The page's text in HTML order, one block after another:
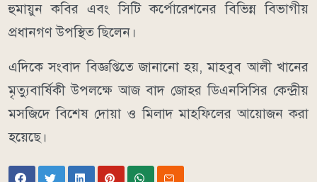
হুমায়ুন কবির এবং সিটি কর্পোরেশনের বিভিন্ন বিভাগীয়
প্রধানগণ উপস্থিত ছিলেন।
এদিকে সংবাদ বিজ্ঞপ্তিতে জানানো হয়, মাহবুব আলী খানের
মৃত্যুবার্ষিকী উপলক্ষে আজ বাদ জোহর ডিএনসিসির কেন্দ্রীয়
মসজিদে বিশেষ দোয়া ও মিলাদ মাহফিলের আয়োজন করা
হয়েছে।